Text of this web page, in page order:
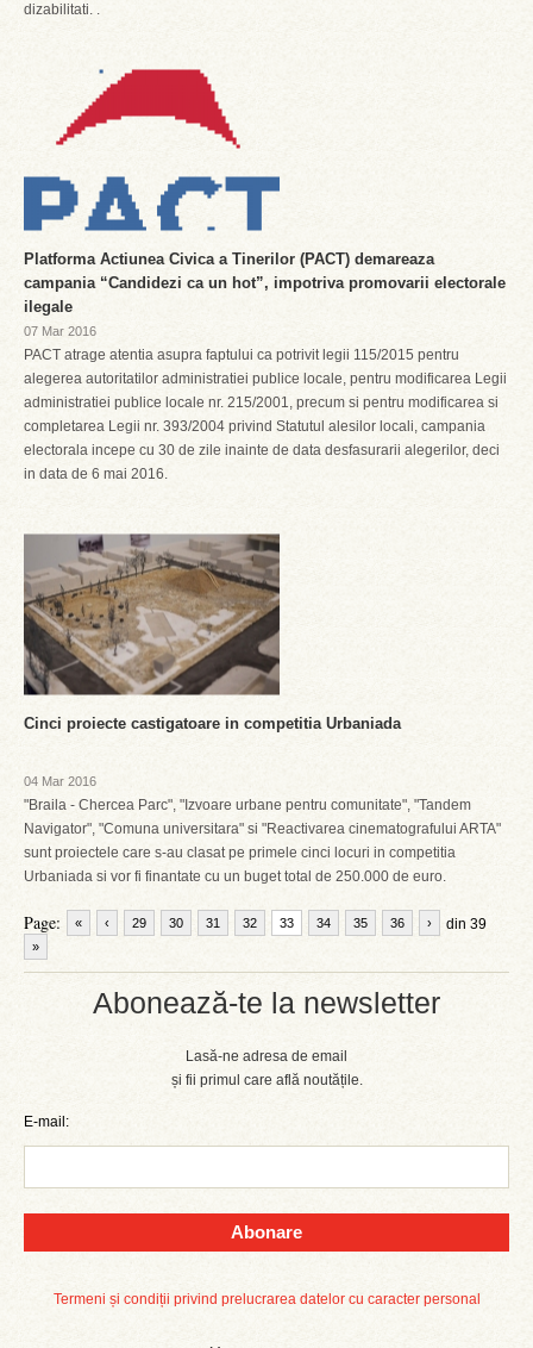
Abonează-te la newsletter
Lasă-ne adresa de email
și fii primul care află noutățile.
E-mail:
Abonare
Termeni și condiții privind prelucrarea datelor cu caracter personal
dizabilitati. .
Platforma Actiunea Civica a Tinerilor (PACT) demareaza
campania “Candidezi ca un hot”, impotriva promovarii electorale
ilegale
07 Mar 2016
PACT atrage atentia asupra faptului ca potrivit legii 115/2015 pentru
alegerea autoritatilor administratiei publice locale, pentru modificarea Legii
administratiei publice locale nr. 215/2001, precum si pentru modificarea si
completarea Legii nr. 393/2004 privind Statutul alesilor locali, campania
electorala incepe cu 30 de zile inainte de data desfasurarii alegerilor, deci
in data de 6 mai 2016.
Cinci proiecte castigatoare in competitia Urbaniada
04 Mar 2016
"Braila - Chercea Parc", "Izvoare urbane pentru comunitate", "Tandem
Navigator", "Comuna universitara" si "Reactivarea cinematografului ARTA"
sunt proiectele care s-au clasat pe primele cinci locuri in competitia
Urbaniada si vor fi finantate cu un buget total de 250.000 de euro.
Page: « ‹ 29 30 31 32 33 34 35 36 din 39
›
»